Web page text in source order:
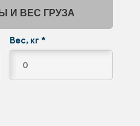
И ВЕС ГРУЗА
Вес, кг *